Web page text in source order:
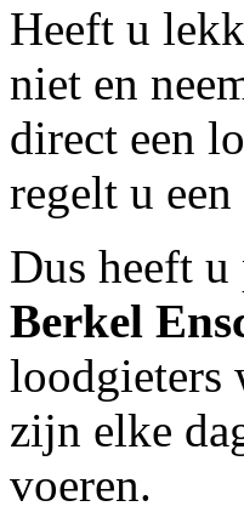
Heeft u
niet en
direct een
regelt u
Dus heeft
Berkel
loodgieters
zijn elke
voeren.